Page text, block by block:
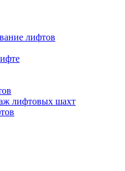
лифтов
лифтовых шахт